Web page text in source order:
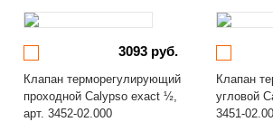
3093 руб.
Клапан терморегулирующий
проходной Calypso exact ½,
арт. 3452-02.000
Клапан
угловой
3451-